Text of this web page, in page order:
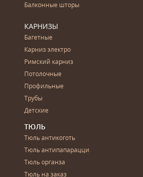
Балконные шторы
КАРНИЗЫ
Багетные
Карниз электро
Римский карниз
Потолочные
Профильные
Трубы
Детские
ТЮЛЬ
Тюль антикоготь
Тюль антипапарацци
Тюль органза
Тюль на заказ